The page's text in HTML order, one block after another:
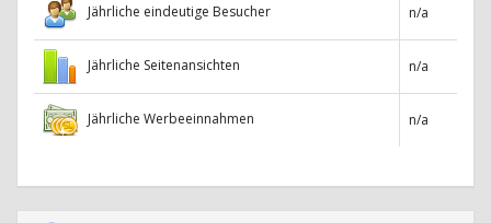
Jährliche eindeutige Besucher n/a
Jährliche Seitenansichten n/a
Jährliche Werbeeinnahmen n/a